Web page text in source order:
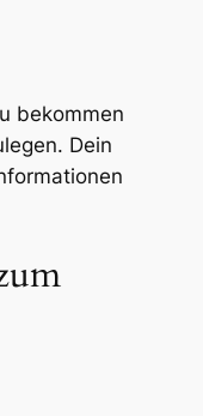
bekommen
Dein